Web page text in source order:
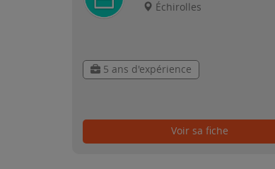
Échirolles
5 ans d'expérience
Voir sa fiche